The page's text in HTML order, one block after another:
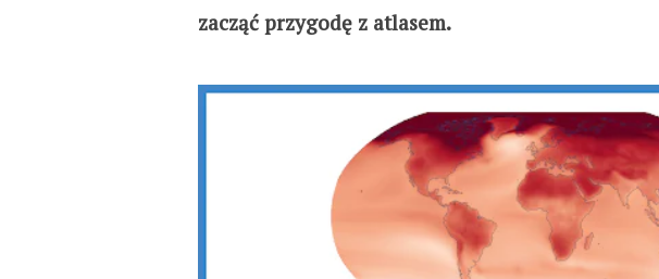
zacząć przygodę z atlasem.